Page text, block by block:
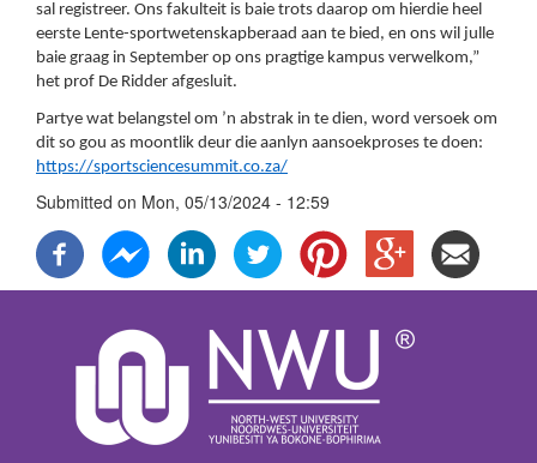
sal registreer. Ons fakulteit is baie trots daarop om hierdie heel
eerste Lente-sportwetenskapberaad aan te bied, en ons wil julle
baie graag in September op ons pragtige kampus verwelkom,”
het prof De Ridder afgesluit.
Partye wat belangstel om ’n abstrak in te dien, word versoek om
dit so gou as moontlik deur die aanlyn aansoekproses te doen:
https://sportsciencesummit.co.za/
Submitted on Mon, 05/13/2024 - 12:59